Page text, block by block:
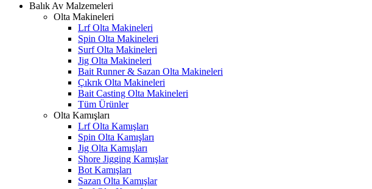
Balık Av Malzemeleri
Olta Makineleri
Lrf Olta Makineleri
Spin Olta Makineleri
Surf Olta Makineleri
Jig Olta Makineleri
Bait Runner & Sazan Olta Makineleri
Çıkrık Olta Makineleri
Bait Casting Olta Makineleri
Tüm Ürünler
Olta Kamışları
Lrf Olta Kamışları
Spin Olta Kamışları
Jig Olta Kamışları
Shore Jigging Kamışlar
Bot Kamışları
Sazan Olta Kamışlar